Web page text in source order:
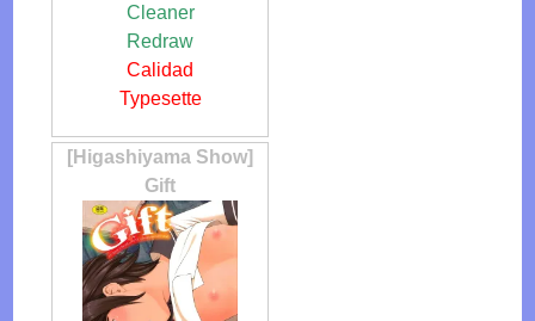
Cleaner
Redraw
Calidad
Typesette
[Higashiyama Show]
Gift